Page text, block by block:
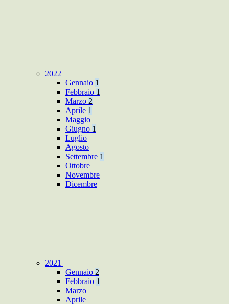
2022
Gennaio 1
Febbraio 1
Marzo 2
Aprile 1
Maggio
Giugno 1
Luglio
Agosto
Settembre 1
Ottobre
Novembre
Dicembre
2021
Gennaio 2
Febbraio 1
Marzo
Aprile